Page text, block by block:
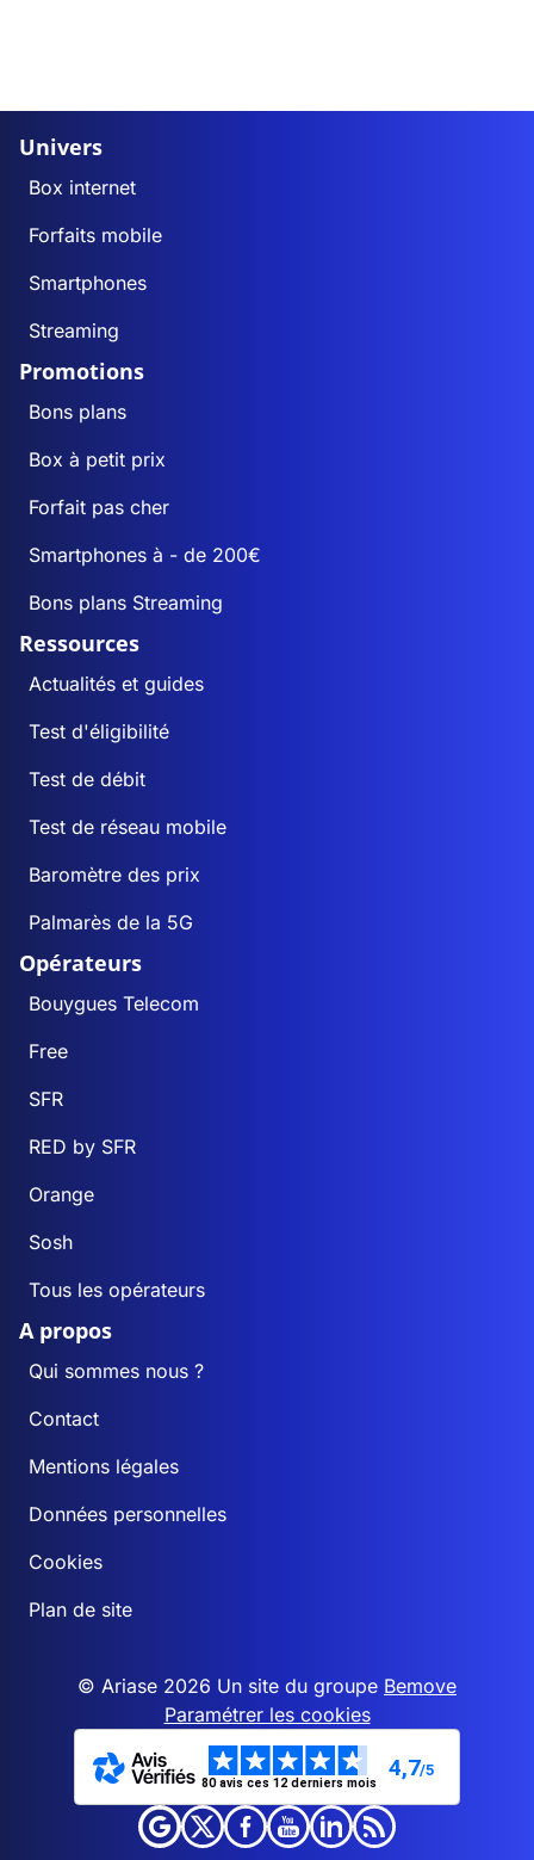
Univers
Box internet
Forfaits mobile
Smartphones
Streaming
Promotions
Bons plans
Box à petit prix
Forfait pas cher
Smartphones à - de 200€
Bons plans Streaming
Ressources
Actualités et guides
Test d'éligibilité
Test de débit
Test de réseau mobile
Baromètre des prix
Palmarès de la 5G
Opérateurs
Bouygues Telecom
Free
SFR
RED by SFR
Orange
Sosh
Tous les opérateurs
A propos
Qui sommes nous ?
Contact
Mentions légales
Données personnelles
Cookies
Plan de site
© Ariase 2026 Un site du groupe Bemove
Paramétrer les cookies
80 avis ces 12 derniers mois
4,7/5